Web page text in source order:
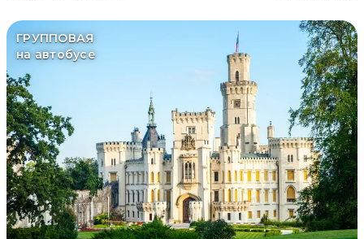
ГРУППОВАЯ
на автобусе